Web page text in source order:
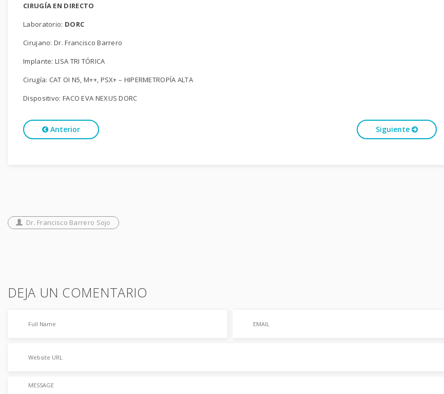
CIRUGÍA EN DIRECTO
Laboratorio: DORC
Cirujano: Dr. Francisco Barrero
Implante: LISA TRI TÓRICA
Cirugía: CAT OI N5, M++, PSX+ – HIPERMETROPÍA ALTA
Dispositivo: FACO EVA NEXUS DORC
Anterior Siguiente
Dr. Francisco Barrero Sojo
DEJA UN COMENTARIO